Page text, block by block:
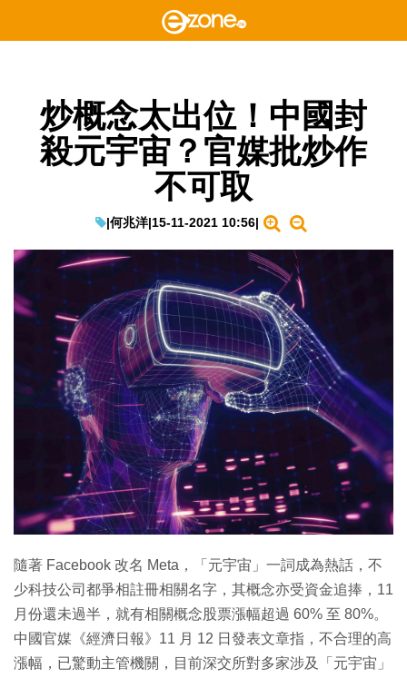
炒概念太出位！中國封
殺元宇宙？官媒批炒作
不可取
|何兆洋|15-11-2021 10:56|
隨著 Facebook 改名 Meta，「元宇宙」一詞成為熱話，不
少科技公司都爭相註冊相關名字，其概念亦受資金追捧，11
月份還未過半，就有相關概念股票漲幅超過 60% 至 80%。
中國官媒《經濟日報》11 月 12 日發表文章指，不合理的高
漲幅，已驚動主管機關，目前深交所對多家涉及「元宇宙」